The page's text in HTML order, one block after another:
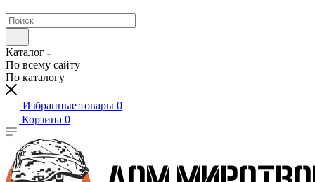
Каталог
По всему сайту
По каталогу
Избранные товары 0
Корзина 0